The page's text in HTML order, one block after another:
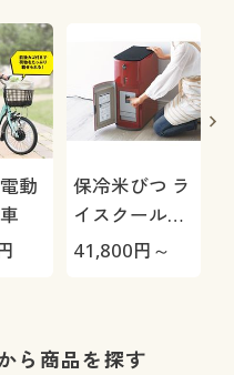
動
保冷米びつ ラ
イスクール
HRC-
41,800円～
ら商品を探す